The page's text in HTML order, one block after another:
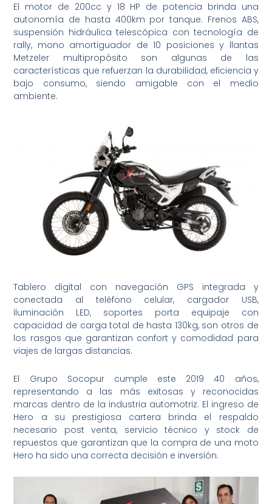
El motor de 200cc y 18 HP de potencia brinda una
autonomía de hasta 400km por tanque. Frenos ABS,
suspensión hidráulica telescópica con tecnología de
rally, mono amortiguador de 10 posiciones y llantas
Metzeler multipropósito son algunas de las
características que refuerzan la durabilidad, eficiencia y
bajo consumo, siendo amigable con el medio
ambiente.
Tablero digital con navegación GPS integrada y
conectada al teléfono celular, cargador USB,
iluminación LED, soportes porta equipaje con
capacidad de carga total de hasta 130kg, son otros de
los rasgos que garantizan confort y comodidad para
viajes de largas distancias.
El Grupo Socopur cumple este 2019 40 años,
representando a las más exitosas y reconocidas
marcas dentro de la industria automotriz. El ingreso de
Hero a su prestigiosa cartera brinda el respaldo
necesario post venta, servicio técnico y stock de
repuestos que garantizan que la compra de una moto
Hero ha sido una correcta decisión e inversión.